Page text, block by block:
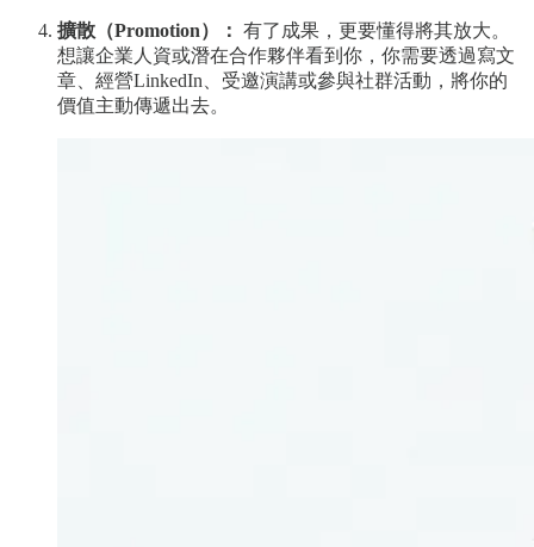
擴散（Promotion）： 有了成果，更要懂得將其放大。
想讓企業人資或潛在合作夥伴看到你，你需要透過寫文
章、經營LinkedIn、受邀演講或參與社群活動，將你的
價值主動傳遞出去。